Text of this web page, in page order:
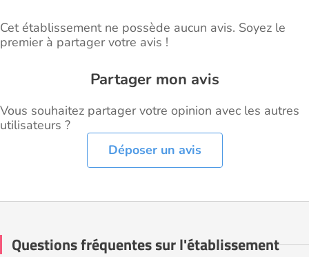
Cet établissement ne possède aucun avis. Soyez le
premier à partager votre avis !
Partager mon avis
Vous souhaitez partager votre opinion avec les autres
utilisateurs ?
Déposer un avis
Questions fréquentes sur l'établissement